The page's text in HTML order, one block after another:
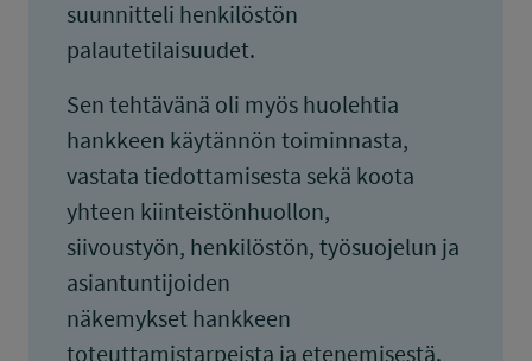
suunnitteli henkilöstön
palautetilaisuudet.
Sen tehtävänä oli myös huolehtia
hankkeen käytännön toiminnasta,
vastata tiedottamisesta sekä koota
yhteen kiinteistönhuollon,
siivoustyön, henkilöstön, työsuojelun ja
asiantuntijoiden
näkemykset hankkeen
toteuttamistarpeista ja etenemisestä.